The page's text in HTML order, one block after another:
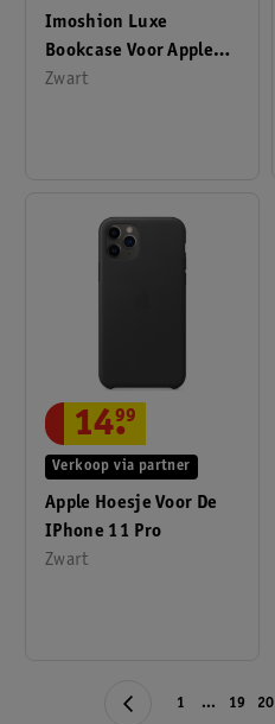
Imoshion Luxe
Bookcase Voor Apple
IPhone 12 (Pro)
Zwart
Apple Hoesje Voor De
IPhone 11 Pro
Zwart
Verkoop via partner
14.
99
1 ... 19 20